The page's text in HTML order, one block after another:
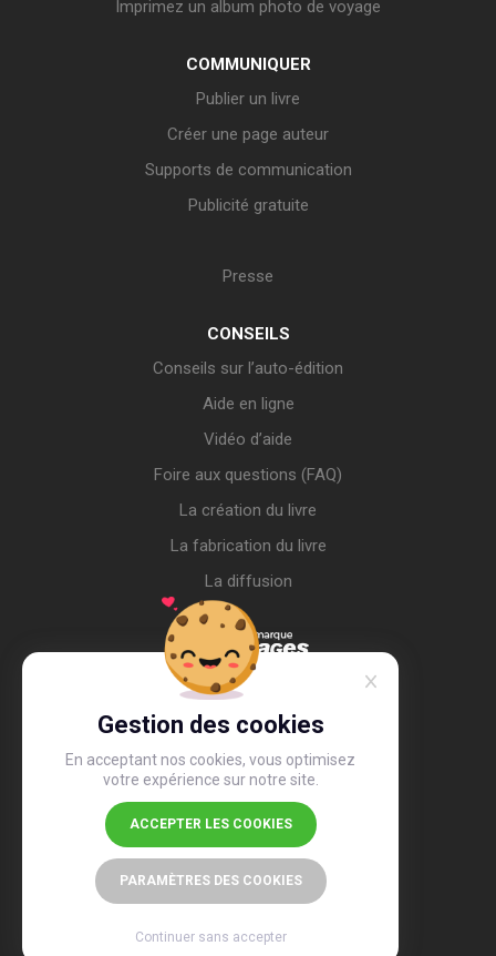
Gestion des cookies
En acceptant nos cookies, vous optimisez
votre expérience sur notre site.
ACCEPTER LES COOKIES
PARAMÈTRES DES COOKIES
Continuer sans accepter
Imprimez un album photo de voyage
COMMUNIQUER
Publier un livre
Créer une page auteur
Supports de communication
Publicité gratuite
Presse
CONSEILS
Conseils sur l’auto-édition
Aide en ligne
Vidéo d’aide
Foire aux questions (FAQ)
La création du livre
La fabrication du livre
La diffusion
4,4